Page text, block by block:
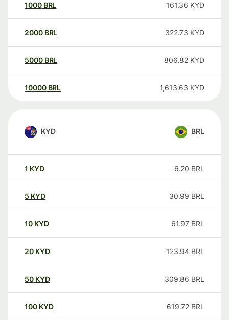
1000 BRL 161.36 KYD
2000 BRL 322.73 KYD
5000 BRL 806.82 KYD
10000 BRL 1,613.63 KYD
KYD BRL
1 KYD 6.20 BRL
5 KYD 30.99 BRL
10 KYD 61.97 BRL
20 KYD 123.94 BRL
50 KYD 309.86 BRL
100 KYD 619.72 BRL